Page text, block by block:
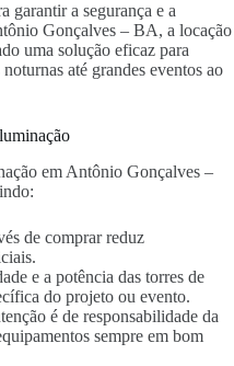
garantir a segurança e a
Gonçalves – BA, a locação
uma solução eficaz para
até grandes eventos ao
em Antônio Gonçalves –
de comprar reduz
e a potência das torres de
do projeto ou evento.
é de responsabilidade da
sempre em bom